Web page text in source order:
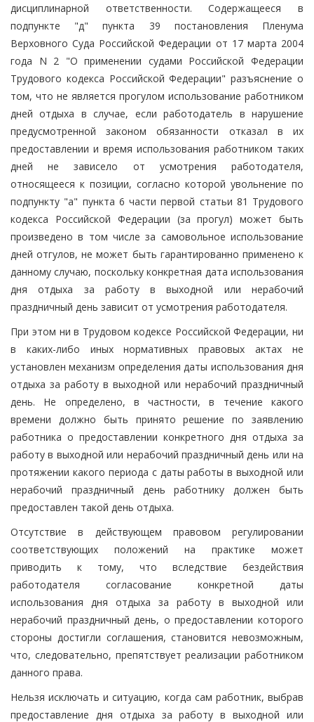
дисциплинарной ответственности. Содержащееся в
подпункте "д" пункта 39 постановления Пленума
Верховного Суда Российской Федерации от 17 марта 2004
года N 2 "О применении судами Российской Федерации
Трудового кодекса Российской Федерации" разъяснение о
том, что не является прогулом использование работником
дней отдыха в случае, если работодатель в нарушение
предусмотренной законом обязанности отказал в их
предоставлении и время использования работником таких
дней не зависело от усмотрения работодателя,
относящееся к позиции, согласно которой увольнение по
подпункту "а" пункта 6 части первой статьи 81 Трудового
кодекса Российской Федерации (за прогул) может быть
произведено в том числе за самовольное использование
дней отгулов, не может быть гарантированно применено к
данному случаю, поскольку конкретная дата использования
дня отдыха за работу в выходной или нерабочий
праздничный день зависит от усмотрения работодателя.
При этом ни в Трудовом кодексе Российской Федерации, ни
в каких-либо иных нормативных правовых актах не
установлен механизм определения даты использования дня
отдыха за работу в выходной или нерабочий праздничный
день. Не определено, в частности, в течение какого
времени должно быть принято решение по заявлению
работника о предоставлении конкретного дня отдыха за
работу в выходной или нерабочий праздничный день или на
протяжении какого периода с даты работы в выходной или
нерабочий праздничный день работнику должен быть
предоставлен такой день отдыха.
Отсутствие в действующем правовом регулировании
соответствующих положений на практике может
приводить к тому, что вследствие бездействия
работодателя согласование конкретной даты
использования дня отдыха за работу в выходной или
нерабочий праздничный день, о предоставлении которого
стороны достигли соглашения, становится невозможным,
что, следовательно, препятствует реализации работником
данного права.
Нельзя исключать и ситуацию, когда сам работник, выбрав
предоставление дня отдыха за работу в выходной или